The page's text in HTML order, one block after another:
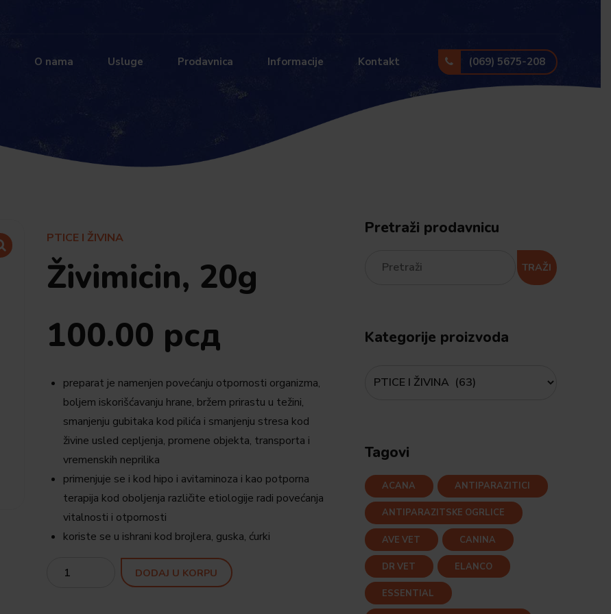
(069) 5675-208
O nama Usluge Prodavnica Informacije Kontakt
PTICE I ŽIVINA
Živimicin, 20g
100.00 рсд
preparat je namenjen povećanju otpornosti organizma,
boljem iskorišćavanju hrane, bržem prirastu u težini,
smanjenju gubitaka kod pilića i smanjenju stresa kod
živine usled cepljenja, promene objekta, transporta i
vremenskih neprilika
primenjuje se i kod hipo i avitaminoza i kao potporna
terapija kod oboljenja različite etiologije radi povećanja
vitalnosti i otpornosti
koriste se u ishrani kod brojlera, guska, ćurki
Quantity
DODAJ U KORPU
Pretraži prodavnicu
TRAŽI
Kategorije proizvoda
Tagovi
ACANA ANTIPARAZITICI
ANTIPARAZITSKE OGRLICE
AVE VET CANINA
DR VET ELANCO
ESSENTIAL